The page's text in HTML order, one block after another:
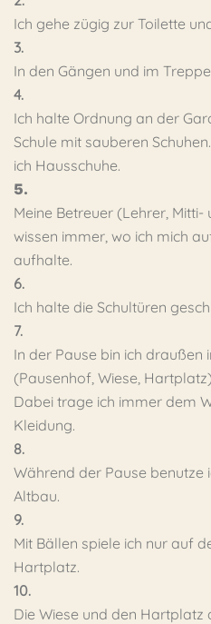
Ich gehe zügig zur Toilette
3.
In den Gängen und im
4.
Ich halte Ordnung an der
Schule mit sauberen
ich Hausschuhe.
5.
Meine Betreuer (Lehrer,
wissen immer, wo ich mich
aufhalte.
6.
Ich halte die Schultüren
7.
In der Pause bin ich draußen
(Pausenhof, Wiese,
Dabei trage ich immer dem
Kleidung.
8.
Während der Pause benutze
Altbau.
9.
Mit Bällen spiele ich nur auf
Hartplatz.
10.
Die Wiese und den Hartplatz